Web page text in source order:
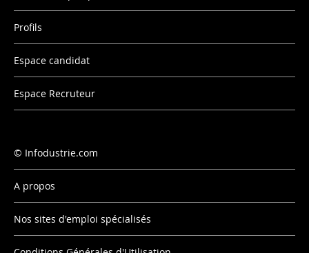
Profils
Espace candidat
Espace Recruteur
Infodustrie.com
A propos
Nos sites d'emploi spécialisés